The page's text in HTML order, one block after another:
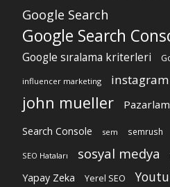
Google Search
Google Search
Google sıralama kriterleri
influencer marketing instagram
john mueller
Search Console sem semrush
SEO Hataları sosyal medya
Yapay Zeka Yerel SEO